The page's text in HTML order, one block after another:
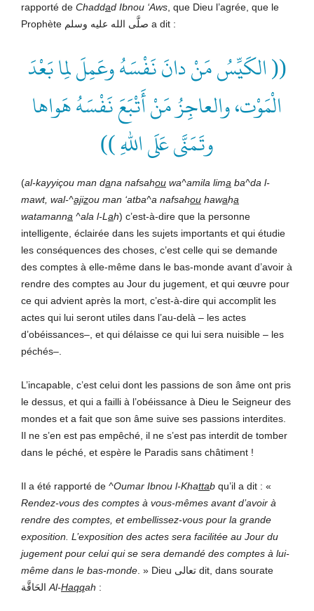
rapporté de Chaddad Ibnou ‘Aws , que Dieu l’agrée, que le
Prophète صلَّى الله عليه وسلم a dit :
(( الكَيِّسُ مَنْ دانَ نَفْسَهُ وعَمِلَ لِما بَعْدَ
الْمَوْت، والعاجِزُ مَنْ أَتْبَعَ نَفْسَهُ هَواها
وتَمَنَّى عَلَى اللهِ ))
(al-kayyiçou man dana nafsahou wa^amila lima ba^da l-
mawt, wal-^ajizou man ‘atba^a nafsahou hawaha
watamanna ^ala l-L ah) c’est-à-dire que la personne
intelligente, éclairée dans les sujets importants et qui étudie
les conséquences des choses, c’est celle qui se demande
des comptes à elle-même dans le bas-monde avant d’avoir à
rendre des comptes au Jour du jugement, et qui œuvre pour
ce qui advient après la mort, c’est-à-dire qui accomplit les
actes qui lui seront utiles dans l’au-delà – les actes
d’obéissances–, et qui délaisse ce qui lui sera nuisible – les
péchés–.
L’incapable, c’est celui dont les passions de son âme ont pris
le dessus, et qui a failli à l’obéissance à Dieu le Seigneur des
mondes et a fait que son âme suive ses passions interdites.
Il ne s’en est pas empêché, il ne s’est pas interdit de tomber
dans le péché, et espère le Paradis sans châtiment !
Il a été rapporté de ^Oumar Ibnou l-Khattab qu’il a dit : «
Rendez-vous des comptes à vous-mêmes avant d’avoir à
rendre des comptes, et embellissez-vous pour la grande
exposition. L’exposition des actes sera facilitée au Jour du
jugement pour celui qui se sera demandé des comptes à lui-
même dans le bas-monde
. » Dieu تعالى dit, dans sourate
Al-Haqqah :